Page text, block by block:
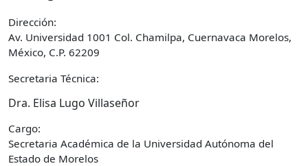
Dirección:
Av. Universidad 1001 Col. Chamilpa, Cuernavaca Morelos,
México, C.P. 62209
Secretaria Técnica:
Dra. Elisa Lugo Villaseñor
Cargo:
Secretaria Académica de la Universidad Autónoma del
Estado de Morelos